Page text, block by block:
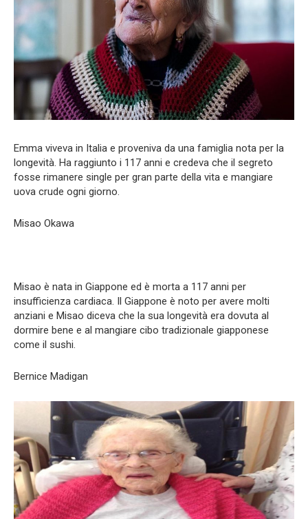
Emma viveva in Italia e proveniva da una famiglia nota per la
longevità. Ha raggiunto i 117 anni e credeva che il segreto
fosse rimanere single per gran parte della vita e mangiare
uova crude ogni giorno.
Misao Okawa
Misao è nata in Giappone ed è morta a 117 anni per
insufficienza cardiaca. Il Giappone è noto per avere molti
anziani e Misao diceva che la sua longevità era dovuta al
dormire bene e al mangiare cibo tradizionale giapponese
come il sushi.
Bernice Madigan